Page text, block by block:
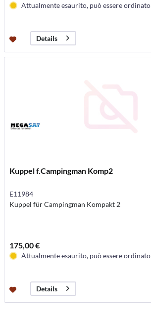
Attualmente esaurito, può essere ordinato
Details
Kuppel f.Campingman Komp2
E11984
Kuppel für Campingman Kompakt 2
175,00 €
Attualmente esaurito, può essere ordinato
Details